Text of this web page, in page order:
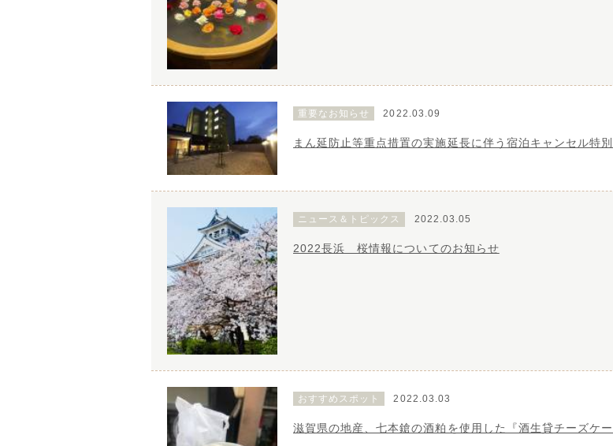
重要なお知らせ 2022.03.09
ニュース＆トピックス 2022.03.05
2022長浜 桜情報についてのお知らせ
おすすめスポット 2022.03.03
滋賀県の地産、七本鎗の酒粕を使用した『酒生貸チーズケー